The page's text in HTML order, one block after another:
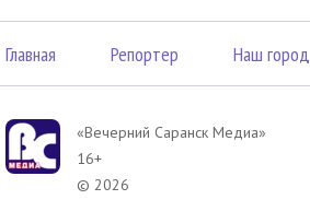
Главная Репортер Наш город
«Вечерний Саранск Mедиа»
16+
© 2026